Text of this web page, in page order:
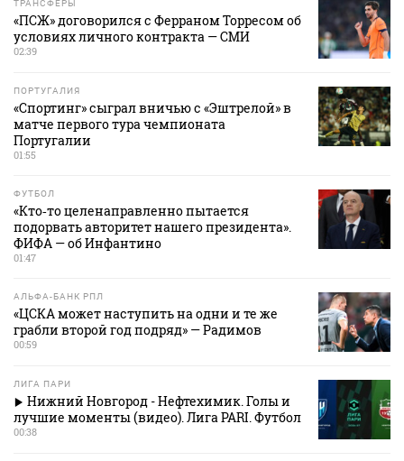
ТРАНСФЕРЫ
«ПСЖ» договорился с Ферраном Торресом об
условиях личного контракта — СМИ
02:39
ПОРТУГАЛИЯ
«Спортинг» сыграл вничью с «Эштрелой» в
матче первого тура чемпионата
Португалии
01:55
ФУТБОЛ
«Кто‑то целенаправленно пытается
подорвать авторитет нашего президента».
ФИФА — об Инфантино
01:47
АЛЬФА-БАНК РПЛ
«ЦСКА может наступить на одни и те же
грабли второй год подряд» — Радимов
00:59
ЛИГА ПАРИ
Нижний Новгород - Нефтехимик. Голы и
лучшие моменты (видео). Лига PARI. Футбол
00:38